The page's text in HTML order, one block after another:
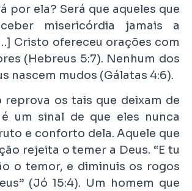
por ela? Será que aqueles que
misericórdia jamais a
Cristo ofereceu orações com
(Hebreus 5:7). Nenhum dos
nascem mudos (Gálatas 4:6).
reprova os tais que deixam de
um sinal de que eles nunca
e conforto dela. Aquele que
rejeita o temer a Deus. “E tu
o temor, e diminuis os rogos
(Jó 15:4). Um homem que